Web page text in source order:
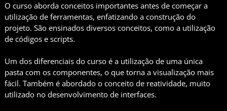
O curso aborda conceitos importantes antes de começar a
utilização de ferramentas, enfatizando a construção do
projeto. São ensinados diversos conceitos, como a utilização
de códigos e scripts.
Um dos diferenciais do curso é a utilização de uma única
pasta com os componentes, o que torna a visualização mais
fácil. Também é abordado o conceito de reatividade, muito
utilizado no desenvolvimento de interfaces.